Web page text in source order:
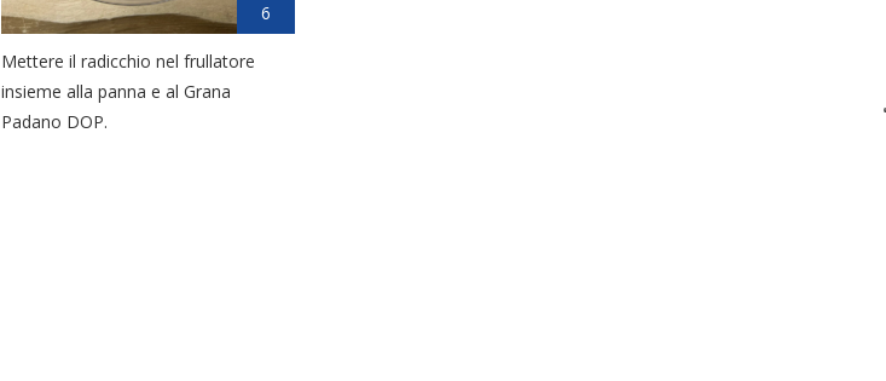
6
Mettere il radicchio nel frullatore
insieme alla panna e al Grana
Padano DOP.